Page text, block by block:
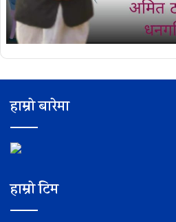
हाम्रो बारेमा
हाम्रो टिम